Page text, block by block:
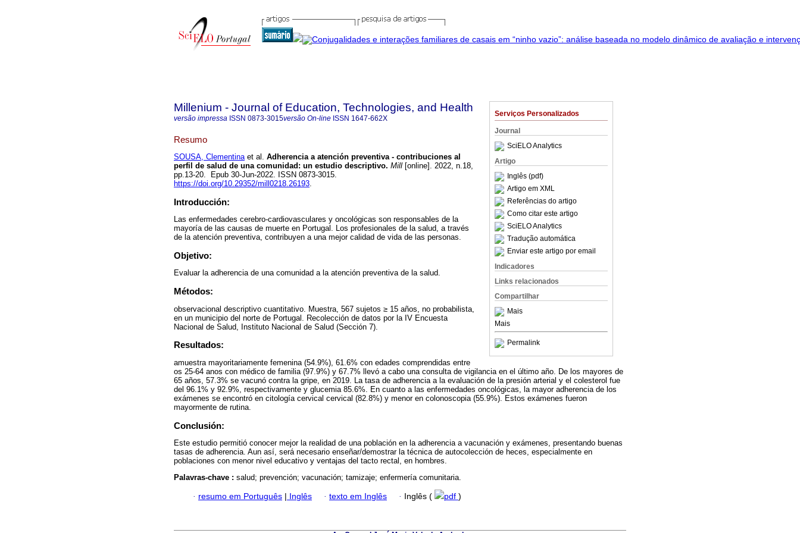
Serviços Personalizados
Journal
SciELO Analytics
Artigo
Inglês (pdf)
Artigo em XML
Referências do artigo
Como citar este artigo
SciELO Analytics
Tradução automática
Enviar este artigo por email
Indicadores
Links relacionados
Compartilhar
Mais
Mais
Permalink
Millenium - Journal of Education, Technologies, and Health
versão impressa ISSN 0873-3015versão On-line ISSN 1647-662X
Resumo
SOUSA, Clementinaet al. Adherencia a atención preventiva - contribuciones al
perfil de salud de una comunidad: un estudio descriptivo. Mill [online]. 2022, n.18,
pp.13-20. Epub 30-Jun-2022. ISSN 0873-3015.
https://doi.org/10.29352/mill0218.26193.
Introducción:
Las enfermedades cerebro-cardiovasculares y oncológicas son responsables de la
mayoría de las causas de muerte en Portugal. Los profesionales de la salud, a través
de la atención preventiva, contribuyen a una mejor calidad de vida de las personas.
Objetivo:
Evaluar la adherencia de una comunidad a la atención preventiva de la salud.
Métodos:
observacional descriptivo cuantitativo. Muestra, 567 sujetos ≥ 15 años, no probabilista,
en un municipio del norte de Portugal. Recolección de datos por la IV Encuesta
Nacional de Salud, Instituto Nacional de Salud (Sección 7).
Resultados:
amuestra mayoritariamente femenina (54.9%), 61.6% con edades comprendidas entre
os 25-64 anos con médico de familia (97.9%) y 67.7% llevó a cabo una consulta de vigilancia en el último año. De los mayores de
65 años, 57.3% se vacunó contra la gripe, en 2019. La tasa de adherencia a la evaluación de la presión arterial y el colesterol fue
del 96.1% y 92.9%, respectivamente y glucemia 85.6%. En cuanto a las enfermedades oncológicas, la mayor adherencia de los
exámenes se encontró en citología cervical cervical (82.8%) y menor en colonoscopia (55.9%). Estos exámenes fueron
mayormente de rutina.
Conclusión:
Este estudio permitió conocer mejor la realidad de una población en la adherencia a vacunación y exámenes, presentando buenas
tasas de adherencia. Aun así, será necesario enseñar/demostrar la técnica de autocolección de heces, especialmente en
poblaciones con menor nivel educativo y ventajas del tacto rectal, en hombres.
Palavras-chave : salud; prevención; vacunación; tamizaje; enfermería comunitaria.
· resumo em Português Inglês · texto em Inglês · Inglês ( pdf )